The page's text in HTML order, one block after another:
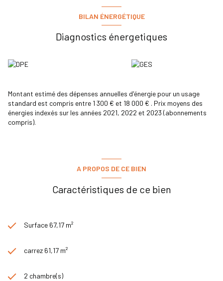
BILAN ÉNERGÉTIQUE
Diagnostics énergetiques
Montant estimé des dépenses annuelles d'énergie pour un usage
standard est compris entre 1 300 € et 18 000 € . Prix moyens des
énergies indexés sur les années 2021, 2022 et 2023 (abonnements
compris).
A PROPOS DE CE BIEN
Caractéristiques de ce bien
Surface 67,17 m²
carrez 61,17 m²
2 chambre(s)